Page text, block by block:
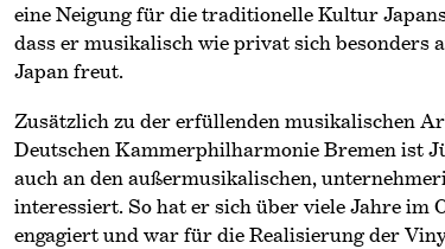
eine Neigung für die traditionelle Kultur
dass er musikalisch wie privat sich besonders
Japan freut.
Zusätzlich zu der erfüllenden musikalischen
Deutschen Kammer­philharmonie Bremen ist
auch an den außermusikalischen,
interessiert. So hat er sich über viele Jahre im
engagiert und war für die Realisierung der